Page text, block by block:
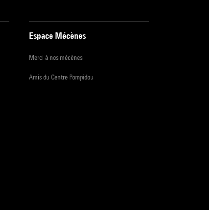
Espace Mécènes
Merci à nos mécènes
Amis du Centre Pompidou